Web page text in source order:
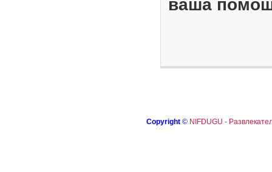
ваша
Copyright © NIFDUGU -